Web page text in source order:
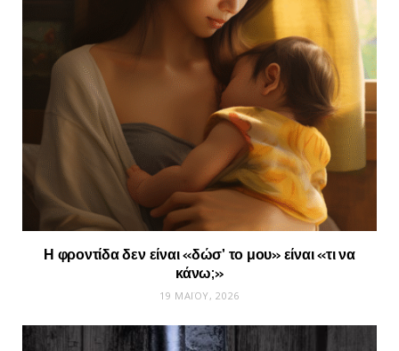
Η φροντίδα δεν είναι «δώσ’ το μου» είναι «τι να
κάνω;»
19 ΜΑΪ́ΟΥ, 2026